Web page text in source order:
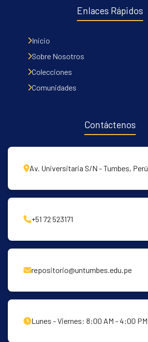
Enlaces Rápidos
Inicio
Sobre Nosotros
Colecciones
Comunidades
Contáctenos
Av. Universitaria S/N - Tumbes, Perú
+51 72 523171
repositorio@untumbes.edu.pe
Lunes - Viernes: 8:00 AM - 4:00 PM